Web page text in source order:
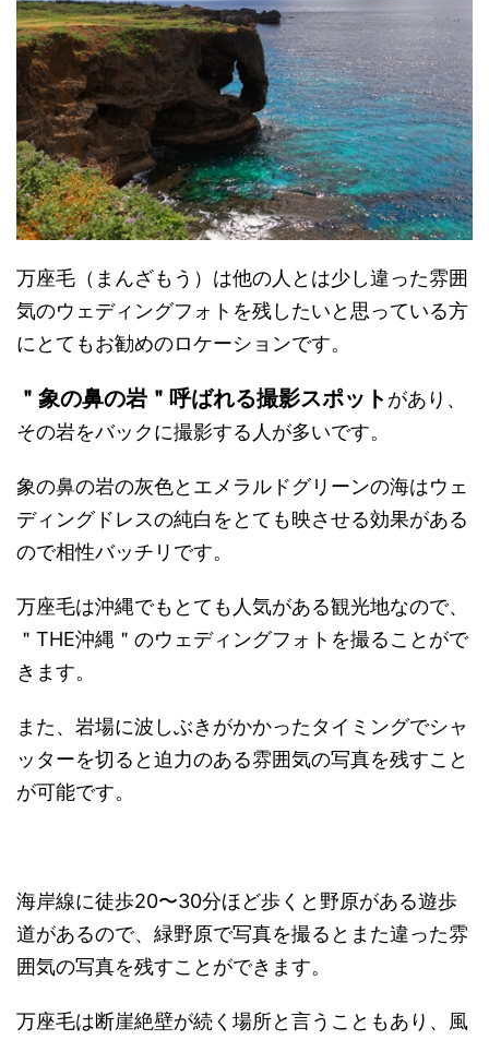
万座毛（まんざもう） は他の人とは少し違った雰囲
気のウェディングフォトを残したいと 思っている方
にとてもお勧めのロケーションです。
＂象の鼻の岩＂呼ばれる撮影スポットがあり、
その岩をバックに撮影する人が多いです。
象の鼻の岩の灰色とエメラルドグリーンの海はウェ
ディングドレスの純白をとても映させる効果がある
ので相性バッチリです。
万座毛は沖縄でもとても人気がある観光地なので、
＂THE沖縄＂ のウェディングフォトを撮ることがで
きます。
また、 岩場に波しぶきがかかったタイミングでシャ
ッターを切ると迫力のある雰囲気の写真を残すこと
が可能です。
海岸線に徒歩20〜30分ほど歩くと野原がある遊歩
道があるので、 緑野原で写真を撮るとまた違った雰
囲気の写真を残すことができます。
万座毛は断崖絶壁が続く場所と言うこともあり、 風